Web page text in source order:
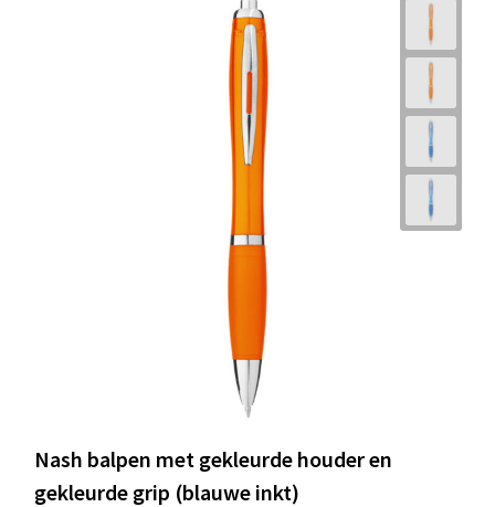
Nash balpen met gekleurde houder en
gekleurde grip (blauwe inkt)